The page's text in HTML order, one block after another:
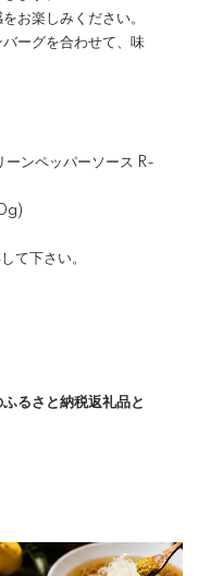
お楽しみください。
ーグを合わせて、味
ーンペッパーソース R-
て下さい。
るさと納税返礼品と